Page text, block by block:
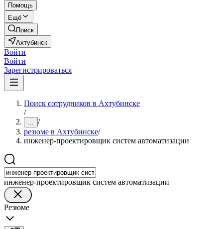
Помощь
Ещё
Поиск
Ахтубинск
Войти
Войти
Зарегистрироваться
Поиск сотрудников в Ахтубинске
/
... /
резюме в Ахтубинске/
инженер-проектировщик систем автоматизации
инженер-проектировщик систем автоматизации
Резюме